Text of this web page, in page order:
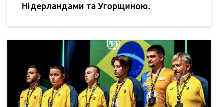
Нідерландами та Угорщиною.